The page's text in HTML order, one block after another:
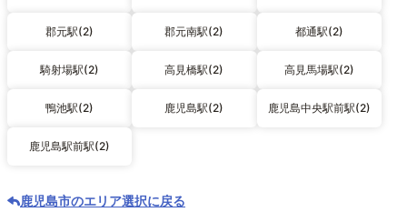
郡元駅(2) 郡元南駅(2) 都通駅(2)
騎射場駅(2) 高見橋駅(2) 高見馬場駅(2)
鴨池駅(2) 鹿児島駅(2) 鹿児島中央駅前駅(2)
鹿児島駅前駅(2)
鹿児島市のエリア選択に戻る